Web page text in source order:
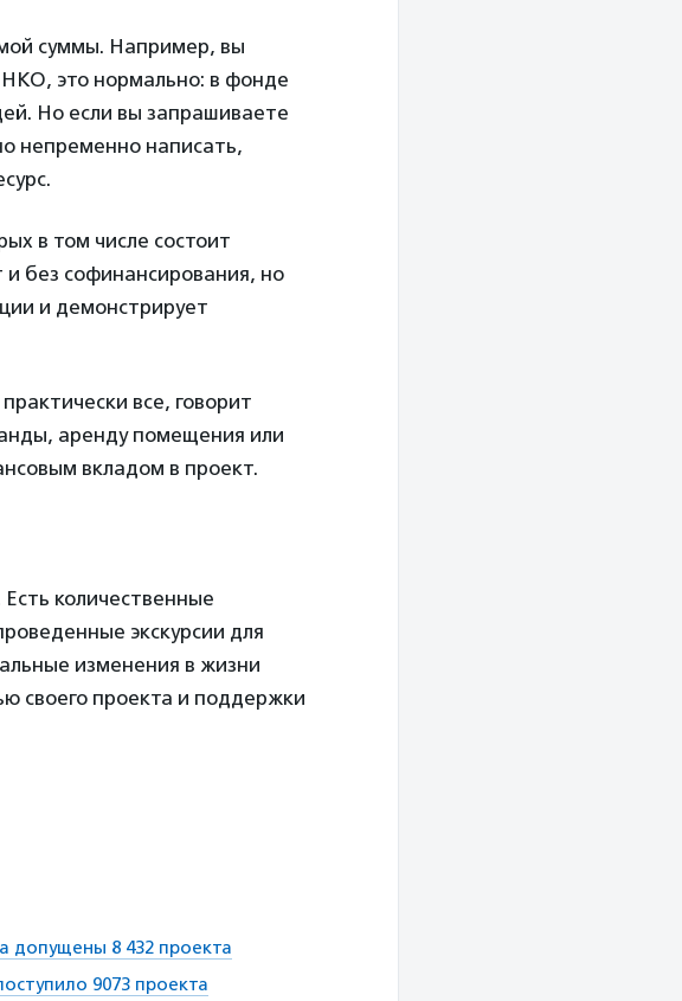
суммы. Например, вы
НКО, это нормально: в фонде
Но если вы запрашиваете
непременно написать,
в том числе состоит
без софинансирования, но
и демонстрирует
все, говорит
аренду помещения или
вкладом в проект.
количественные
экскурсии для
изменения в жизни
своего проекта и поддержки
допущены 8 432 проекта
9073 проекта